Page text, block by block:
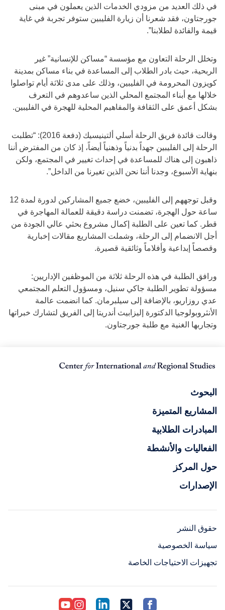
في ذلك العديد من مزودي الخدمات الذين يعملون في مبنى
جورجتاون، فقد شعرنا أن زيارة الفليبين ستوفر تجربة في غاية
قيمة والفائدة لطلابنا”.
وتخلل الرحلة التعاون مع مؤسسة “مساكن للإنسانية” غير
الربحية، حيث بادر الطلاب إلى المساعدة في بناء مساكن بمدينة
كويزون المحرومة في الفليبين، وذلك على مدى ثلاثة أيام تواصلوا
خلالها مع أبناء المجتمع المحلي الذين ساعدوهم في التعرف
بشكل أعمق على الثقافة والمفاهيم المحلية للهجرة في الفليبين.
وقالت قائدة فريق الرحلة أسلي ألتينيسيك (دفعة 2016): “تطلبت
الرحلة إلى الفليبين جهداً بدنياً وذهنياً أيضاً، إذ كان من المفترض أننا
ذاهبون إلى هناك للمساعدة في إحداث تغيير في المجتمع، ولكن
بنهاية الأسبوع، وجدنا أننا نحن الذين تغيرنا من الداخل”.
وقبل توجههم إلى الفليبين، خضع جميع المشاركين لدورة لمدة 12
ساعة حول الهجرة، تضمنت دراسة دقيقة للعمالة المهاجرة في
قطر. كما تعين على الطلبة إكمال مشروع بحثي عالي الجودة من
أجل الانضمام إلى الرحلة، وشملت المشاريع مقالات إخبارية
وقصصاً إبداعية وأفلاماً وثائقية قصيرة.
ورافق الطلبة في هذه الرحلة ثلاثة من الموظفين الإداريين:
مسؤولة تطوير الطلبة جاكي سنيل، ومسؤول التعلم المجتمعي
عدي روزاريو، بالإضافة إلى سيلبرمان. كما انضمت عالمة
الأنثروبولوجيا الدكتورة إليزابيث أندريتا إلى الفريق لتشارك خبراتها
وتجاربها الغنية مع طلبة جورجتاون.
البحوث
المشاريع المتميزة
المبادرات الطلابية
الفعاليات والأنشطة
حول المركز
الإصدارات
حقوق النشر
سياسة الخصوصية
تجهيزات الاحتياجات الخاصة